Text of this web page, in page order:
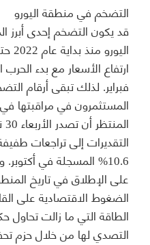
التضخم في منطقة اليورو
قد يكون التضخم إحدى
ارتفاع الأسعار مع بدء الحرب
فبراير. لذلك تبقى أرقام
المستثمرون في مراقبتها
10.6% المسجلة في أكتوبر.
على الإطلاق في تاريخ
الضغوط الاقتصادية على
الطاقة التي ما زالت تحاول
التصدي لها من خلال حزم